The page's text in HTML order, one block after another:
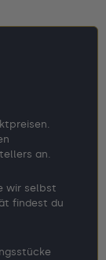
an.
wir selbst
findest du